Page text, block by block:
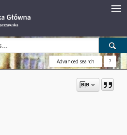
Advanced search ?